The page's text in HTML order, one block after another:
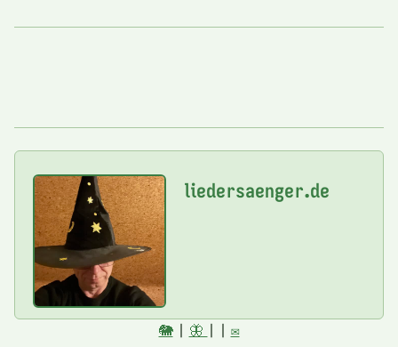
liedersaenger.de
🐘| 🦋 | | ✉️